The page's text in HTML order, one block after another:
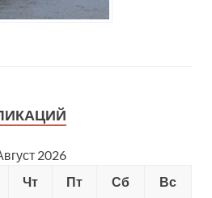
2026
Чт Пт Сб Вс